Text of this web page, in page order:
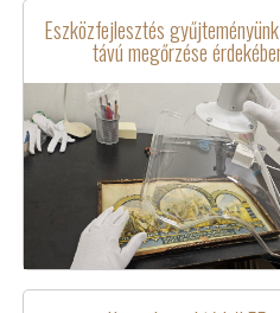
Eszközfejlesztés
távú megőrzése